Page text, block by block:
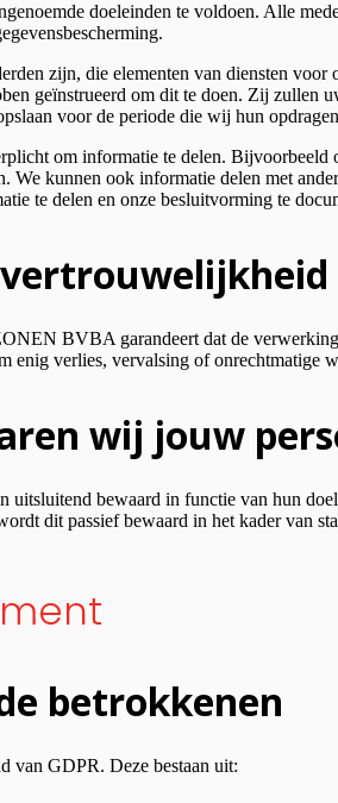
doeleinden te voldoen. Alle
zijn, die elementen van diensten
geïnstrueerd om dit te doen. Zij
voor de periode die wij hun
om informatie te delen. Bijvoorbeeld
We kunnen ook informatie delen met
te delen en onze besluitvorming te
BVBA garandeert dat de verwerking
enig verlies, vervalsing of
wij jouw
uitsluitend bewaard in functie van hun
dit passief bewaard in het kader van
betrokkenen
van GDPR. Deze bestaan uit: